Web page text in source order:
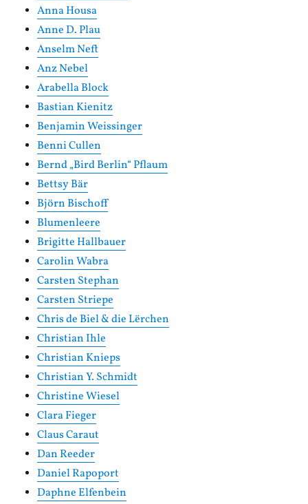
Anna Housa
Anne D. Plau
Anselm Neft
Anz Nebel
Arabella Block
Bastian Kienitz
Benjamin Weissinger
Benni Cullen
Bernd „Bird Berlin“ Pflaum
Bettsy Bär
Björn Bischoff
Blumenleere
Brigitte Hallbauer
Carolin Wabra
Carsten Stephan
Carsten Striepe
Chris de Biel & die Lërchen
Christian Ihle
Christian Knieps
Christian Y. Schmidt
Christine Wiesel
Clara Fieger
Claus Caraut
Dan Reeder
Daniel Rapoport
Daphne Elfenbein